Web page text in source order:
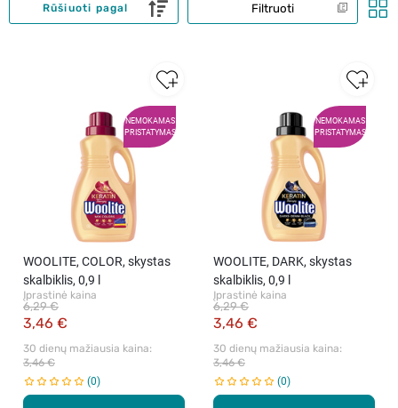
Filtruoti
Rūšiuoti pagal
NEMOKAMAS
PRISTATYMAS
WOOLITE, COLOR, skystas
skalbiklis, 0,9 l
Įprastinė kaina
3,46 €
6,29 €
30 dienų mažiausia kaina:
3,46 €
0
NEMOKAMAS
PRISTATYMAS
WOOLITE, DARK, skystas
skalbiklis, 0,9 l
Įprastinė kaina
3,46 €
6,29 €
30 dienų mažiausia kaina:
3,46 €
0